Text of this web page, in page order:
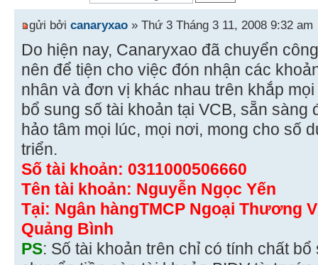
gửi bởi canaryxao » Thứ 3 Tháng 3 11, 2008 9:32 am
Do hiện nay, Canaryxao đã chuyển
nên để tiện cho việc đón nhận các
nhân và đơn vị khác nhau trên khắp
bổ sung số tài khoản tại VCB, sẵn sàng
hảo tâm mọi lúc, mọi nơi, mong cho số
triển.
Số tài khoản: 0311000506660
Tên tài khoản: Nguyễn Ngọc Yến
Tại: Ngân hàngTMCP Ngoại Thương
Quảng Bình
PS: Số tài khoản trên chỉ có tính chất